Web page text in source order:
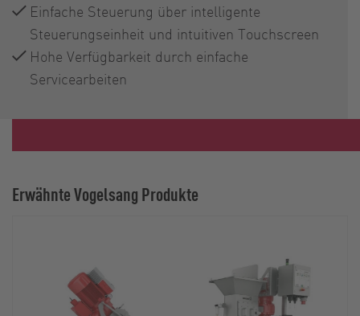
Einfache Steuerung über intelligente
Steuerungseinheit und intuitiven Touchscreen
Hohe Verfügbarkeit durch einfache
Servicearbeiten
Erwähnte Vogelsang Produkte